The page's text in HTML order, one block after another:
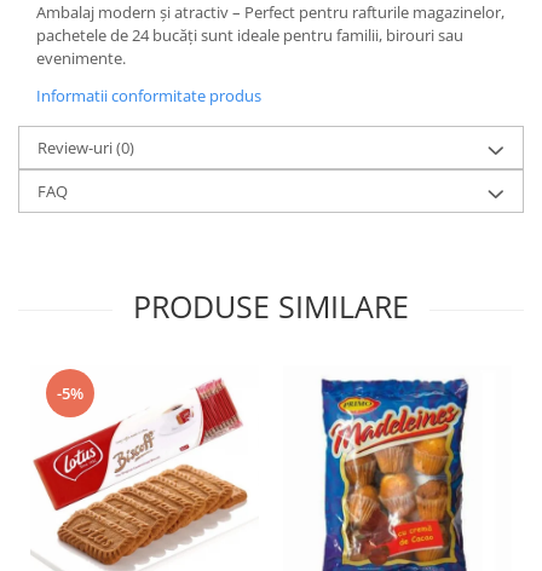
Ambalaj modern și atractiv – Perfect pentru rafturile magazinelor,
pachetele de 24 bucăți sunt ideale pentru familii, birouri sau
evenimente.
Informatii conformitate produs
Review-uri(0)
FAQ
PRODUSE SIMILARE
-5%